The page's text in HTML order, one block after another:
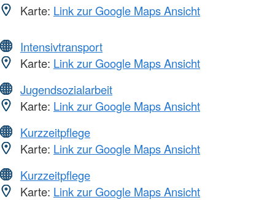
Karte: Link zur Google Maps Ansicht
Intensivtransport
Karte: Link zur Google Maps Ansicht
Jugendsozialarbeit
Karte: Link zur Google Maps Ansicht
Kurzzeitpflege
Karte: Link zur Google Maps Ansicht
Kurzzeitpflege
Karte: Link zur Google Maps Ansicht